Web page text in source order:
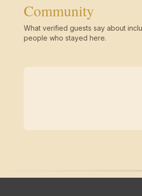
Community
What verified guests say about
people who stayed here.